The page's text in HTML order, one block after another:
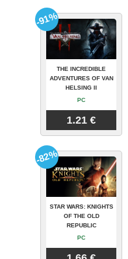
THE INCREDIBLE
ADVENTURES OF VAN
HELSING II
PC
1.21 €
-91%
STAR WARS: KNIGHTS
OF THE OLD
REPUBLIC
PC
-82%